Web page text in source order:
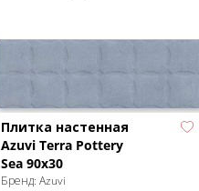
Плитка настенная
Azuvi Terra Pottery
Sea 90x30
Бренд: Azuvi